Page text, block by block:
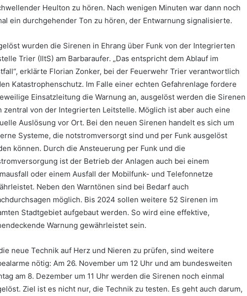
Heulton zu hören. Nach wenigen Minuten war dann noch
ein durchgehender Ton zu hören, der Entwarnung signalisierte.
wurden die Sirenen in Ehrang über Funk von der Integrierten
Trier (IltS) am Barbaraufer. „Das entspricht dem Ablauf im
erklärte Florian Zonker, bei der Feuerwehr Trier verantwortlich
Katastrophenschutz. Im Falle einer echten Gefahrenlage fordere
Einsatzleitung die Warnung an, ausgelöst werden die Sirenen
zentral von der Integrierten Leitstelle. Möglich ist aber auch eine
Auslösung vor Ort. Bei den neuen Sirenen handelt es sich um
Systeme, die notstromversorgt sind und per Funk ausgelöst
können. Durch die Ansteuerung per Funk und die
ist der Betrieb der Anlagen auch bei einem
oder einem Ausfall der Mobilfunk- und Telefonnetze
Neben den Warntönen sind bei Bedarf auch
möglich. Bis 2024 sollen weitere 52 Sirenen im
Stadtgebiet aufgebaut werden. So wird eine effektive,
Warnung gewährleistet sein.
neue Technik auf Herz und Nieren zu prüfen, sind weitere
nötig: Am 26. November um 12 Uhr und am bundesweiten
am 8. Dezember um 11 Uhr werden die Sirenen noch einmal
Ziel ist es nicht nur, die Technik zu testen. Es geht auch darum,